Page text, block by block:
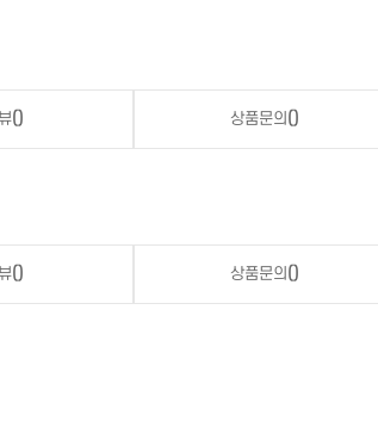
() 상품문의 ()
() 상품문의 ()